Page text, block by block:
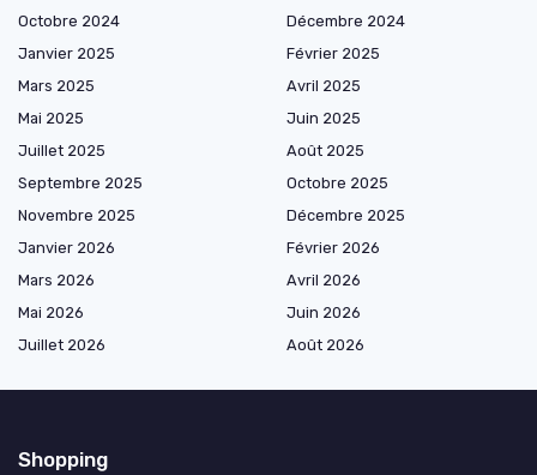
Octobre 2024
Décembre 2024
Janvier 2025
Février 2025
Mars 2025
Avril 2025
Mai 2025
Juin 2025
Juillet 2025
Août 2025
Septembre 2025
Octobre 2025
Novembre 2025
Décembre 2025
Janvier 2026
Février 2026
Mars 2026
Avril 2026
Mai 2026
Juin 2026
Juillet 2026
Août 2026
Shopping